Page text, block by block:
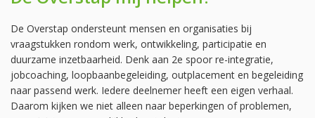
De Overstap ondersteunt mensen en organisaties bij
vraagstukken rondom werk, ontwikkeling, participatie en
duurzame inzetbaarheid. Denk aan 2e spoor re-integratie,
jobcoaching, loopbaanbegeleiding, outplacement en begeleiding
naar passend werk. Iedere deelnemer heeft een eigen verhaal.
Daarom kijken we niet alleen naar beperkingen of problemen,